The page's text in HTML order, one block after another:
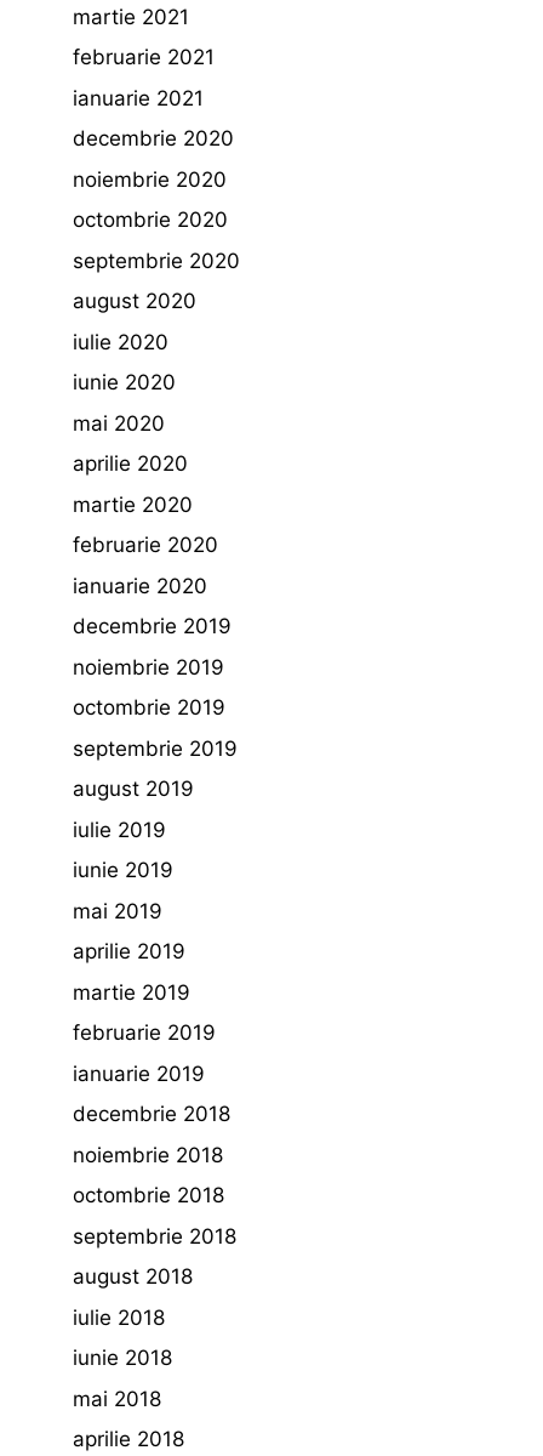
martie 2021
februarie 2021
ianuarie 2021
decembrie 2020
noiembrie 2020
octombrie 2020
septembrie 2020
august 2020
iulie 2020
iunie 2020
mai 2020
aprilie 2020
martie 2020
februarie 2020
ianuarie 2020
decembrie 2019
noiembrie 2019
octombrie 2019
septembrie 2019
august 2019
iulie 2019
iunie 2019
mai 2019
aprilie 2019
martie 2019
februarie 2019
ianuarie 2019
decembrie 2018
noiembrie 2018
octombrie 2018
septembrie 2018
august 2018
iulie 2018
iunie 2018
mai 2018
aprilie 2018